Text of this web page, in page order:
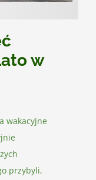
w
wakacyjne
przybyli,